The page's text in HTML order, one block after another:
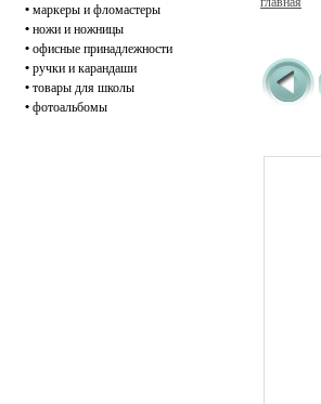
• маркеры и фломастеры
• ножи и ножницы
• офисные принадлежности
• ручки и карандаши
• товары для школы
• фотоальбомы